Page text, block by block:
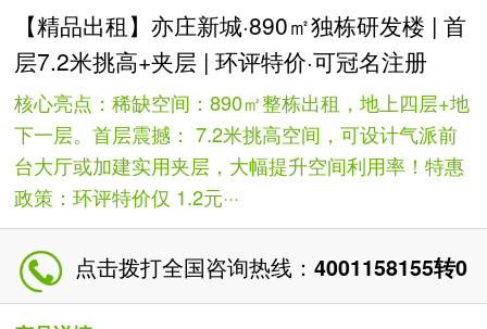
【精品出租】亦庄新城·890㎡独栋研发楼 | 首
层7.2米挑高+夹层 | 环评特价·可冠名注册
核心亮点：稀缺空间：890㎡整栋出租，地上四层+地
下一层。首层震撼： 7.2米挑高空间，可设计气派前
台大厅或加建实用夹层，大幅提升空间利用率！特惠
政策：环评特价仅 1.2元···
点击拨打全国咨询热线： 4001158155转0